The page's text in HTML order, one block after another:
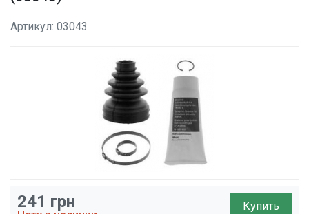
Артикул: 03043
241 грн Купить